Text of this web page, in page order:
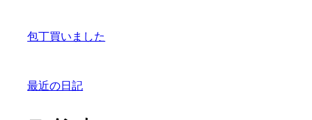
包丁買いました
最近の日記